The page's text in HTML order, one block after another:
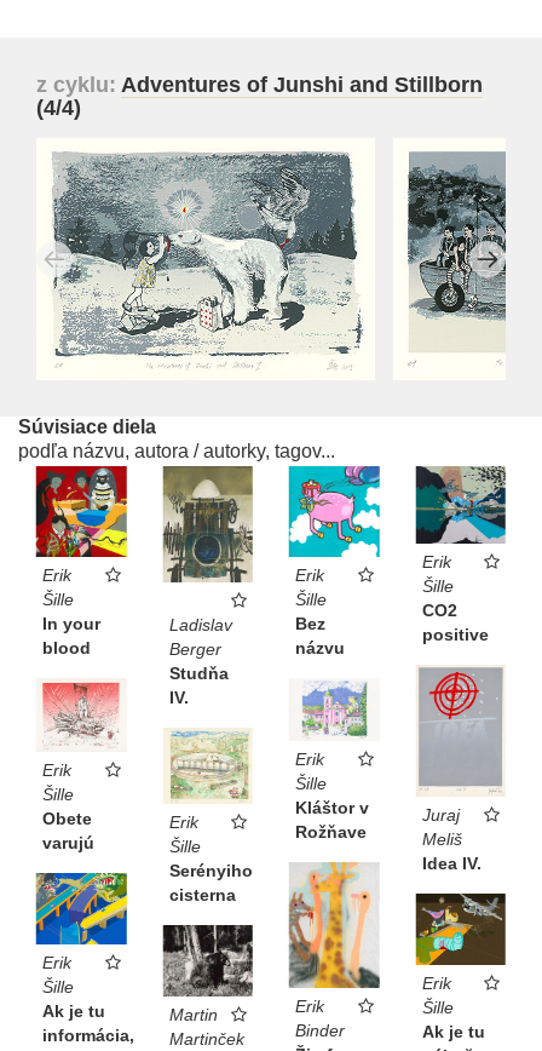
z cyklu: Adventures of Junshi and Stillborn
(4/4)
Súvisiace diela
podľa názvu, autora / autorky, tagov...
Erik
Šille
In your
blood
Ladislav
Berger
Studňa
IV.
Erik
Šille
Bez
názvu
Erik
Šille
CO2
positive
Juraj
Meliš
Idea IV.
Erik
Šille
Kláštor v
Rožňave
Erik
Šille
Obete
varujú
Erik
Šille
Serényiho
cisterna
Erik
Binder
Erik
Šille
Ak je tu
informácia,
Erik
Šille
Ak je tu
Martin
Martinček